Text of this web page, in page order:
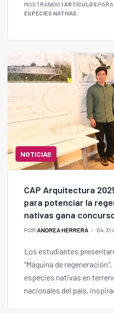
MOSTRANDO 1 ARTÍCULOS
ESPECIES NATIVAS
NOTICIAS
CAP Arquitectura
para potenciar la
nativas gana
POR ANDREA HERRERA 04:31
Los estudiantes
"Máquina de
especies nativas en
nacionales del país, inspirados en el Objetivo de